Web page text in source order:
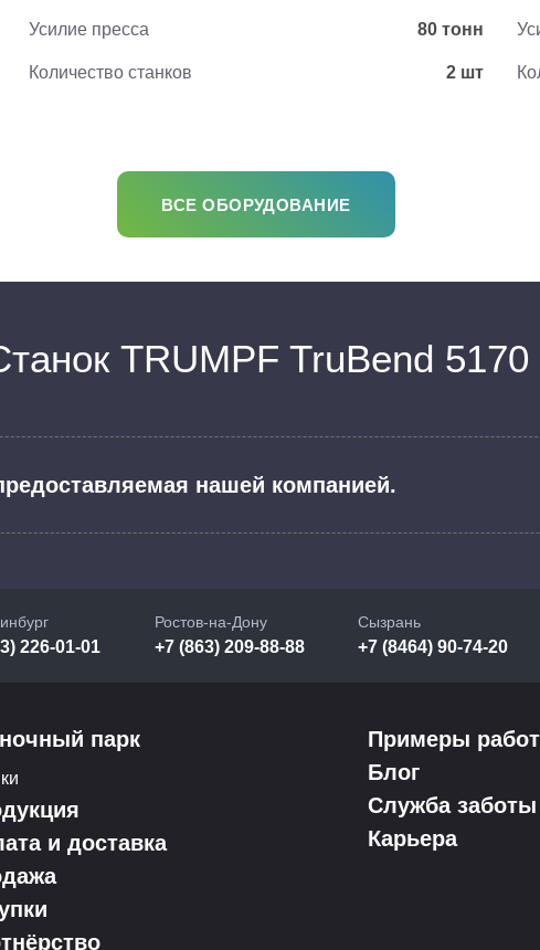
Усилие пресса 80 тонн
Количество станков 2 шт
ВСЕ ОБОРУДОВАНИЕ
TRUMPF TruBend 5170
нашей компанией.
226-01-01
Ростов-на-Дону
+7 (863) 209-88-88
Сызрань
+7 (8464) 90-74-20
парк
и доставка
Примеры работ
Блог
Служба заботы
Карьера